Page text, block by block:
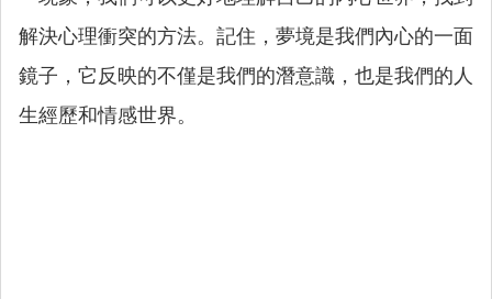
解決心理衝突的方法。記住，夢境是我們內心的一面
鏡子，它反映的不僅是我們的潛意識，也是我們的人
生經歷和情感世界。